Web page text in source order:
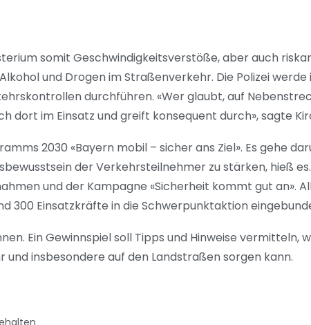
somit Geschwindigkeitsverstöße, aber auch
und Drogen im Straßenverkehr. Die Polizei
durchführen. «Wer glaubt, auf
dort im Einsatz und greift konsequent durch», sagte
2030 «Bayern mobil – sicher ans Ziel». Es gehe
der Verkehrsteilnehmer zu stärken, hieß
und der Kampagne «Sicherheit kommt gut an».
300 Einsatzkräfte in die Schwerpunktaktion
Ein Gewinnspiel soll Tipps und Hinweise vermitteln,
insbesondere auf den Landstraßen sorgen kann.